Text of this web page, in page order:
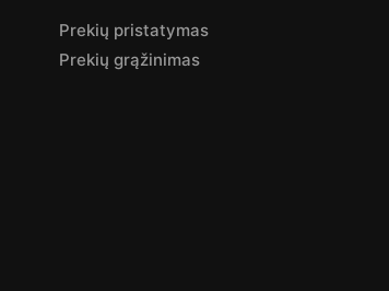
Prekių pristatymas
Prekių grąžinimas